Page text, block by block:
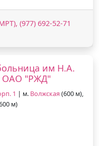
(977) 692-52-71
им Н.А.
ОАО "РЖД"
1 | м. Волжская (600 м),
м)